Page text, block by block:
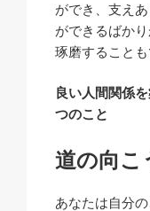
ができ、支え
ができるばか
琢磨することも
良い人間関係
つのこと
道の向こ
あなたは自分